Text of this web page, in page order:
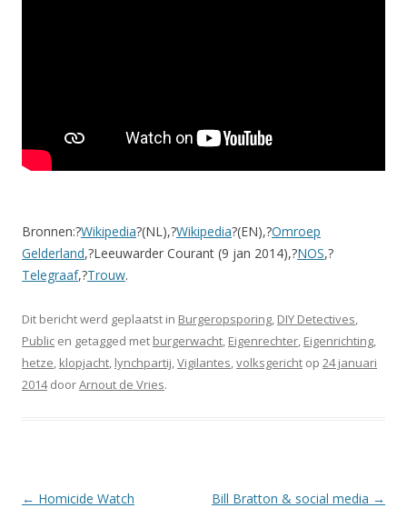
Bronnen:?Wikipedia?(NL),?Wikipedia?(EN),?Omroep
Gelderland,?Leeuwarder Courant (9 jan 2014),?NOS,?
Telegraaf,?Trouw.
Dit bericht werd geplaatst in Burgeropsporing, DIY Detectives,
Public en getagged met burgerwacht, Eigenrechter, Eigenrichting,
hetze, klopjacht, lynchpartij,Vigilantes,volksgericht op 24 januari
2014doorArnout de Vries.
Berichtnavigatie
← Homicide Watch Bill Bratton & social media →